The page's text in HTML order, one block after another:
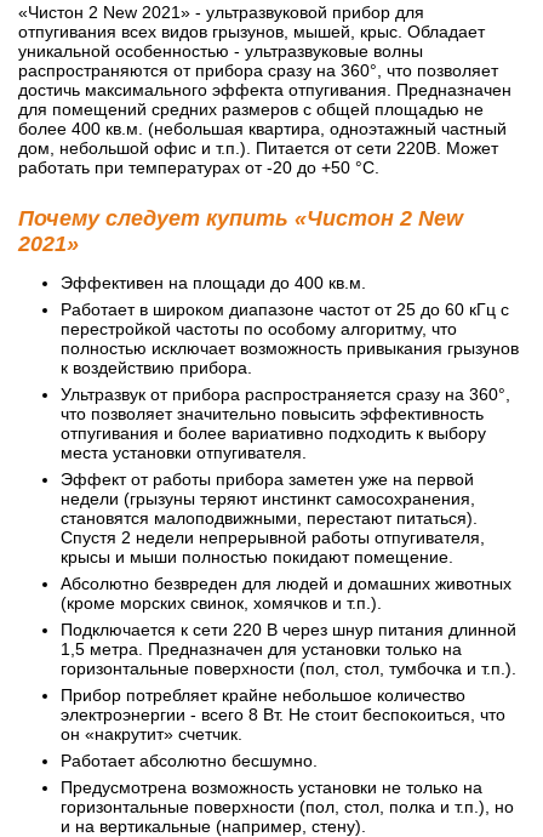
«Чистон 2 New 2021» - ультразвуковой прибор для
отпугивания всех видов грызунов, мышей, крыс. Обладает
уникальной особенностью - ультразвуковые волны
распространяются от прибора сразу на 360°, что позволяет
достичь максимального эффекта отпугивания. Предназначен
для помещений средних размеров с общей площадью не
более 400 кв.м. (небольшая квартира, одноэтажный частный
дом, небольшой офис и т.п.). Питается от сети 220В. Может
работать при температурах от -20 до +50 °С.
Почему следует купить «Чистон 2 New
2021»
Эффективен на площади до 400 кв.м.
Работает в широком диапазоне частот от 25 до 60 кГц с
перестройкой частоты по особому алгоритму, что
полностью исключает возможность привыкания грызунов
к воздействию прибора.
Ультразвук от прибора распространяется сразу на 360°,
что позволяет значительно повысить эффективность
отпугивания и более вариативно подходить к выбору
места установки отпугивателя.
Эффект от работы прибора заметен уже на первой
недели (грызуны теряют инстинкт самосохранения,
становятся малоподвижными, перестают питаться).
Спустя 2 недели непрерывной работы отпугивателя,
крысы и мыши полностью покидают помещение.
Абсолютно безвреден для людей и домашних животных
(кроме морских свинок, хомячков и т.п.).
Подключается к сети 220 В через шнур питания длинной
1,5 метра. Предназначен для установки только на
горизонтальные поверхности (пол, стол, тумбочка и т.п.).
Прибор потребляет крайне небольшое количество
электроэнергии - всего 8 Вт. Не стоит беспокоиться, что
он «накрутит» счетчик.
Работает абсолютно бесшумно.
Предусмотрена возможность установки не только на
горизонтальные поверхности (пол, стол, полка и т.п.), но
и на вертикальные (например, стену).